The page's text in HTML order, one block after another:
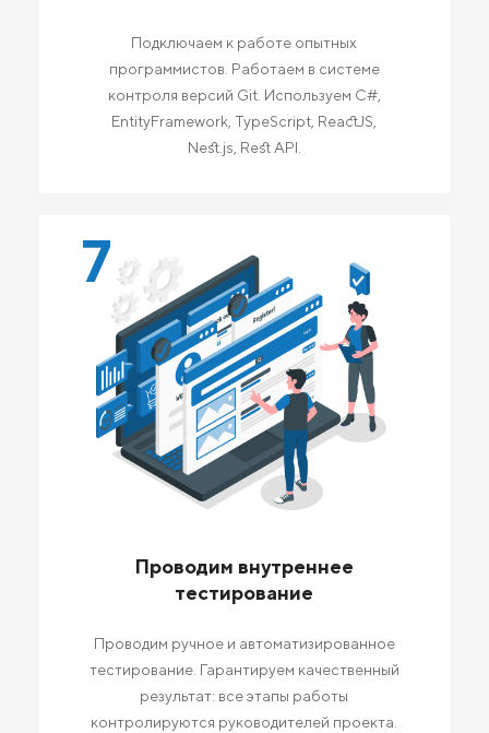
Подключаем к работе опытных
программистов. Работаем в системе
контроля версий Git. Используем C#,
EntityFramework, TypeScript, ReactJS,
Nest.js, Rest API.
7
Проводим внутреннее
тестирование
Проводим ручное и автоматизированное
тестирование. Гарантируем качественный
результат: все этапы работы
контролируются руководителей проекта.